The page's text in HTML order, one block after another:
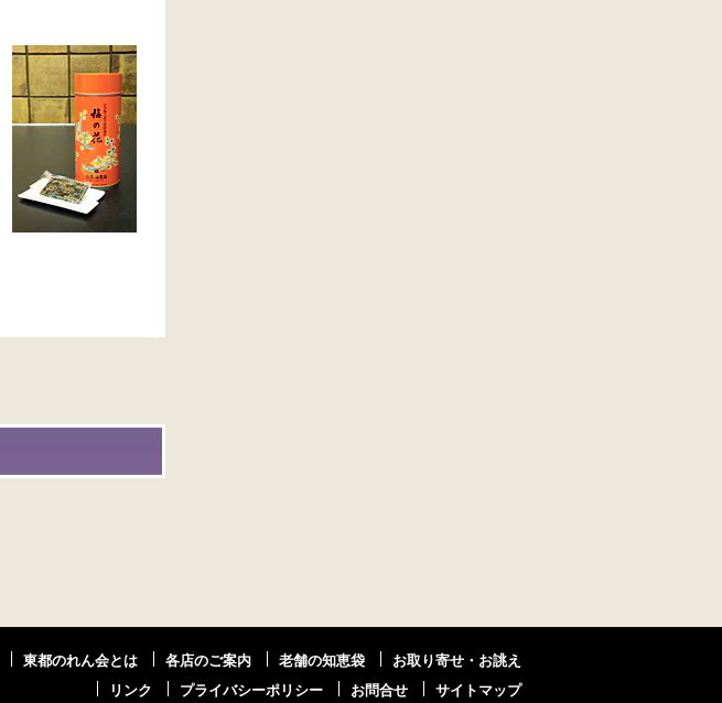
東都のれん会とは 各店のご案内 老舗の知恵袋
お取り寄せ・お誂え
リンク
プライバシーポリシー お問合せ サイトマップ